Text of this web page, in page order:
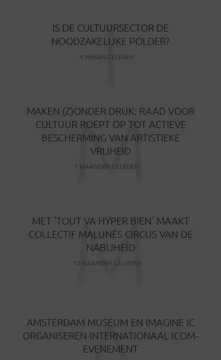
IS DE CULTUURSECTOR DE
NOODZAKELIJKE POLDER?
4 WEKEN GELEDEN
I
MAKEN (Z)ONDER DRUK: RAAD VOOR
CULTUUR ROEPT OP TOT ACTIEVE
BESCHERMING VAN ARTISTIEKE
VRIJHEID
7 MAANDEN GELEDEN
M
MET ‘TOUT VA HYPER BIEN’ MAAKT
COLLECTIF MALUNÉS CIRCUS VAN DE
NABIJHEID
10 MAANDEN GELEDEN
M
AMSTERDAM MUSEUM EN IMAGINE IC
ORGANISEREN INTERNATIONAAL ICOM-
EVENEMENT